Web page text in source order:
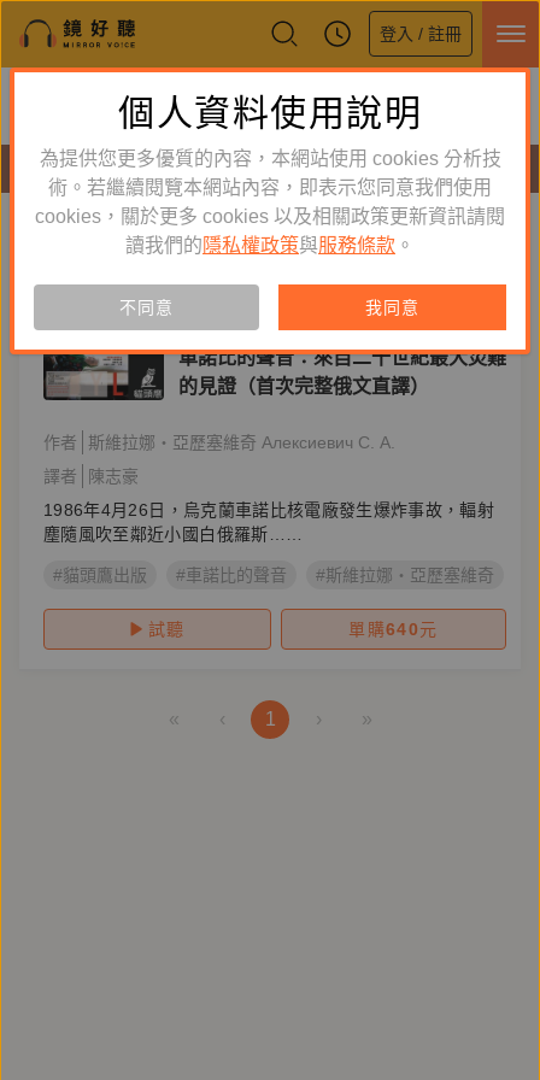
登入 / 註冊
鏡好聽全新APP上線
體驗全面升級，即刻下載
有聲書
俄文直譯 新到舊 舊到新
有聲書
車諾比的聲音：來自二十世紀最大災難
的見證（首次完整俄文直譯）
作者
斯維拉娜‧亞歷塞維奇 Алексиевич С. А.
譯者
陳志豪
1986年4月26日，烏克蘭車諾比核電廠發生爆炸事故，輻射
塵隨風吹至鄰近小國白俄羅斯……
#貓頭鷹出版 #車諾比的聲音 #斯維拉娜‧亞歷塞維奇
試聽 單購640元
« ‹ 1 › »
個人資料使用說明
為提供您更多優質的內容，本網站使用 cookies 分析技
術。若繼續閱覽本網站內容，即表示您同意我們使用
cookies，關於更多 cookies 以及相關政策更新資訊請閱
讀我們的 隱私權政策與服務條款 。
不同意 我同意